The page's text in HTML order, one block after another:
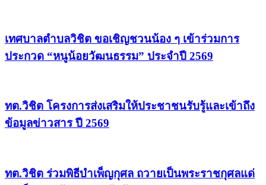
เทศบาลตำบลวิชิต ขอเชิญชวนน้อง ๆ เข้าร่วมการ
ประกวด “หนูน้อยวัฒนธรรม” ประจำปี 2569
ทต.วิชิต โครงการส่งเสริมให้ประชาชนรับรู้และเข้าถึง
ข้อมูลข่าวสาร ปี 2569
ทต.วิชิต ร่วมพิธีบำเพ็ญกุศล ถวายเป็นพระราชกุศลแด่